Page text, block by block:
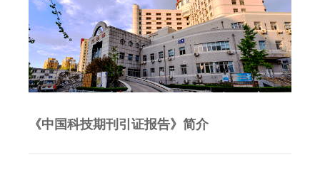
《中国科技期刊引证报告》简介